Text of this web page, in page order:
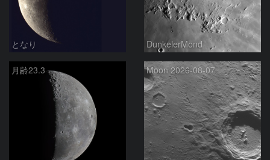
となり DunkelerMond
月齢23.3 Moon 2026-08-07